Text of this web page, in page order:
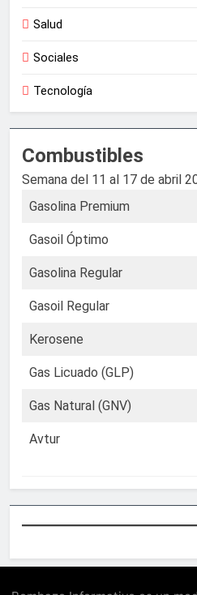
Salud
Sociales
Tecnología
Combustibles
Semana del 11 al 17 de abril
Gasolina Premium
Gasoil Óptimo
Gasolina Regular
Gasoil Regular
Kerosene
Gas Licuado (GLP)
Gas Natural (GNV)
Avtur